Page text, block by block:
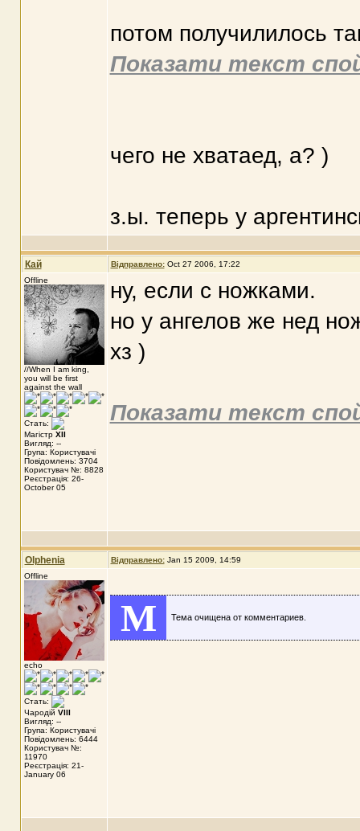
потом получилилось
Показати текст
чего не хватаед, а? )
з.ы. теперь у
Кай Відправлено: Oct 27 2006, 17:22
Offline
//When I am king,
you will be first
against the wall
Стать:
Магістр XII
Вигляд: --
Група: Користувачі
Повідомлень: 3704
Користувач №: 8828
Реєстрація: 26-
October 05
ну, если с ножками.
но у ангелов же нед
хз )
Показати текст
Olphenia Відправлено: Jan 15 2009, 14:59
Offline
echo
Стать:
Чародій VIII
Вигляд: --
Група: Користувачі
Повідомлень: 6444
Користувач №:
11970
Реєстрація: 21-
January 06
M Тема очищена от комментариев.